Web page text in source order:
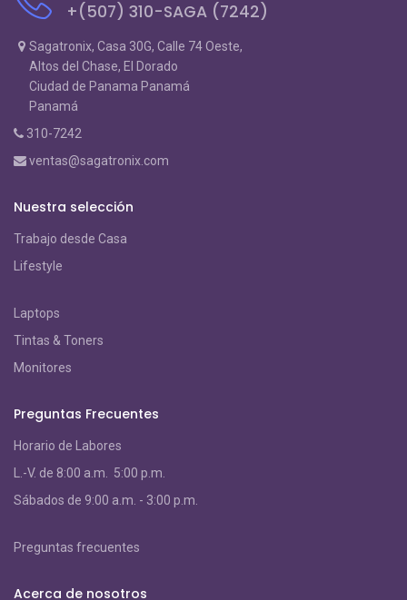
+(507) 310-SAGA (7242)
Sagatronix, Casa 30G, Calle 74 Oeste,
Altos del Chase, El Dorado
Ciudad de Panama Panamá
Panamá
310-7242
ventas@sagatronix.com
Nuestra selección
Trabajo desde Casa
Lifestyle
Laptops
Tintas & Toners
Monitores
Preguntas Frecuentes
Horario de Labores
L.-V. de 8:00 a.m. 5:00 p.m.
Sábados de 9:00 a.m. - 3:00 p.m.
Preguntas frecuentes
Acerca de nosotros